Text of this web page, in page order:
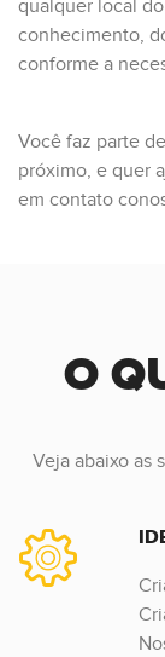
qualquer local
conhecimento,
conforme a
Você faz parte
próximo, e quer
em contato
O
Veja abaixo as